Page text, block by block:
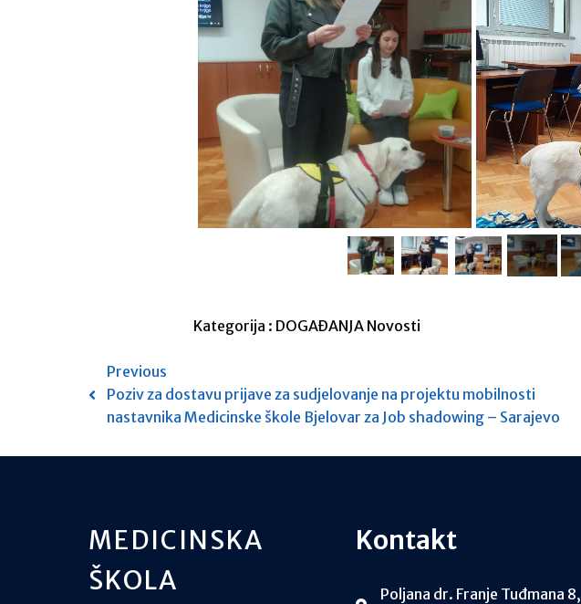
Kategorija : DOGAĐANJA Novosti
Previous
Poziv za dostavu prijave za sudjelovanje na projektu mobilnosti
nastavnika Medicinske škole Bjelovar za Job shadowing – Sarajevo
MEDICINSKA
ŠKOLA
Kontakt
Poljana dr. Franje Tuđmana 8,